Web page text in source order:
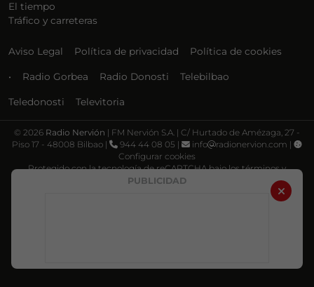
PUBLICIDAD
El tiempo
Tráfico y carreteras
Aviso Legal Política de privacidad Política de cookies
• Radio Gorbea Radio Donosti Telebilbao
Teledonosti Televitoria
© 2026 Radio Nervión | FM Nervión S.A. | C/ Hurtado de Amézaga, 27 -
Piso 17 - 48008 Bilbao |
944 44 08 05 | info
radionervion.com |
Configurar cookies
Protegido con la tecnología de reCAPTCHA bajo los términos y
Política de privacidad Términos de servicio